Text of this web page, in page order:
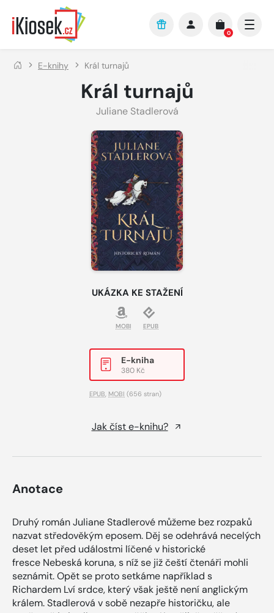
Přejít na hlavní obsah
0
E-knihy Král turnajů
Král turnajů
Juliane Stadlerová
UKÁZKA KE STAŽENÍ
MOBI EPUB
E-kniha
380 Kč
EPUB, MOBI (656 stran)
Jak číst e-knihu?
Anotace
Druhý román Juliane Stadlerové můžeme bez rozpaků
nazvat středověkým eposem. Děj se odehrává necelých
deset let před událostmi líčené v historické
fresce Nebeská koruna, s níž se již čeští čtenáři mohli
seznámit. Opět se proto setkáme například s
Richardem Lví srdce, který však ještě není anglickým
králem. Stadlerová v sobě nezapře historičku, ale